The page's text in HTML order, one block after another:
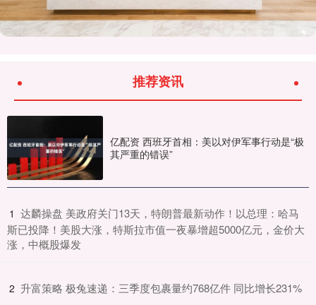
推荐资讯
亿配资 西班牙首相：美以对伊军事行动是“极
其严重的错误”
1 ​达麟操盘 美政府关门13天，特朗普最新动作！以总理：哈马
斯已投降！美股大涨，特斯拉市值一夜暴增超5000亿元，金价大
涨，中概股爆发
2 ​升富策略 极兔速递：三季度包裹量约768亿件 同比增长231%